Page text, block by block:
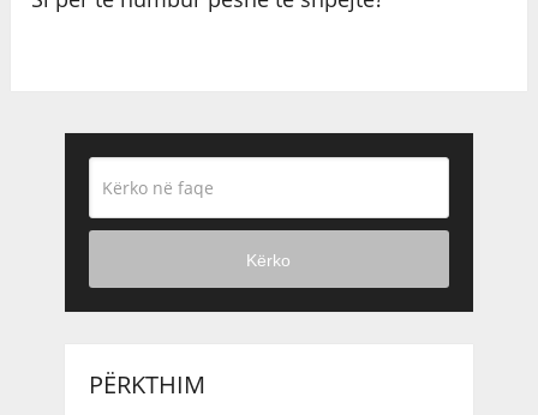
Kërko
PËRKTHIM